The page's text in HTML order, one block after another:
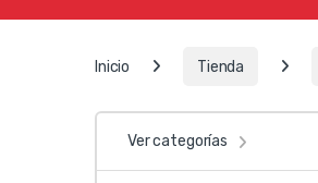
Inicio Tienda
Ver categorías